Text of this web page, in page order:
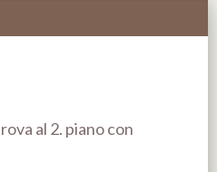
al 2. piano con